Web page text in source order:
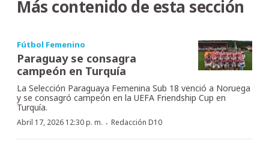
Más contenido de esta sección
Fútbol Femenino
Paraguay se consagra
campeón en Turquía
La Selección Paraguaya Femenina Sub 18 venció a Noruega
y se consagró campeón en la UEFA Friendship Cup en
Turquía.
Abril 17, 2026 12:30 p. m. · Redacción D10